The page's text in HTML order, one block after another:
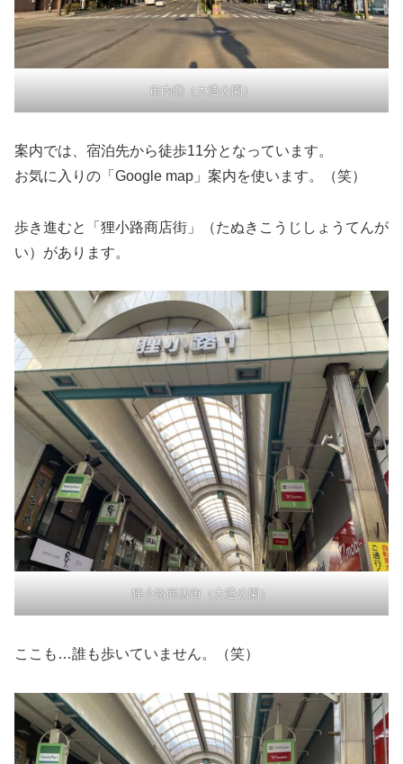
市内②（大通公園）
案内では、宿泊先から徒歩11分となっています。
お気に入りの「Google map」案内を使います。（笑）
歩き進むと「狸小路商店街」（たぬきこうじしょうてんが
い）があります。
狸小路商店街（大通公園）
ここも…誰も歩いていません。（笑）